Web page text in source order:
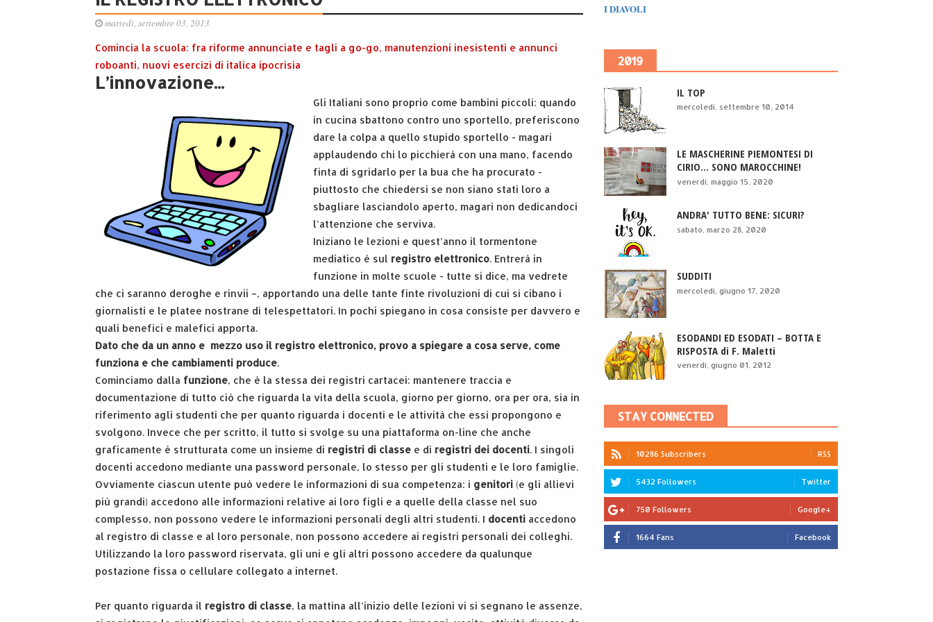
martedì, settembre 03, 2013
Comincia la scuola: fra riforme annunciate e tagli a go-go, manutenzioni inesistenti e annunci
roboanti, nuovi esercizi di italica ipocrisia
L’innovazione...
Gli Italiani sono proprio come bambini piccoli: quando
in cucina sbattono contro uno sportello, preferiscono
dare la colpa a quello stupido sportello - magari
applaudendo chi lo picchierà con una mano, facendo
finta di sgridarlo per la bua che ha procurato -
piuttosto che chiedersi se non siano stati loro a
sbagliare lasciandolo aperto, magari non dedicandoci
l’attenzione che serviva.
Iniziano le lezioni e quest’anno il tormentone
mediatico è sul registro elettronico. Entrerà in
funzione in molte scuole - tutte si dice, ma vedrete
che ci saranno deroghe e rinvii –, apportando una delle tante finte rivoluzioni di cui si cibano i
giornalisti e le platee nostrane di telespettatori. In pochi spiegano in cosa consiste per davvero e
quali benefici e malefici apporta.
Dato che da un anno e mezzo uso il registro elettronico, provo a spiegare a cosa serve, come
funziona e che cambiamenti produce.
Cominciamo dalla funzione, che è la stessa dei registri cartacei: mantenere traccia e
documentazione di tutto ciò che riguarda la vita della scuola, giorno per giorno, ora per ora, sia in
riferimento agli studenti che per quanto riguarda i docenti e le attività che essi propongono e
svolgono. Invece che per scritto, il tutto si svolge su una piattaforma on-line che anche
graficamente è strutturata come un insieme di registri di classe e di registri dei docenti. I singoli
docenti accedono mediante una password personale, lo stesso per gli studenti e le loro famiglie.
Ovviamente ciascun utente può vedere le informazioni di sua competenza: i genitori (e gli allievi
più grandi) accedono alle informazioni relative ai loro figli e a quelle della classe nel suo
complesso, non possono vedere le informazioni personali degli altri studenti. I docenti accedono
al registro di classe e al loro personale, non possono accedere ai registri personali dei colleghi.
Utilizzando la loro password riservata, gli uni e gli altri possono accedere da qualunque
postazione fissa o cellulare collegato a internet.
Per quanto riguarda il registro di classe, la mattina all’inizio delle lezioni vi si segnano le assenze,
I DIAVOLI
2019
IL TOP
mercoledì, settembre 10, 2014
LE MASCHERINE PIEMONTESI DI
CIRIO... SONO MAROCCHINE!
venerdì, maggio 15, 2020
ANDRA' TUTTO BENE: SICURI?
sabato, marzo 28, 2020
SUDDITI
mercoledì, giugno 17, 2020
ESODANDI ED ESODATI – BOTTA E
RISPOSTA di F. Maletti
venerdì, giugno 01, 2012
STAY CONNECTED
10286 Subscribers RSS
5432 Followers Twitter
750 Followers Google+
1664 Fans Facebook